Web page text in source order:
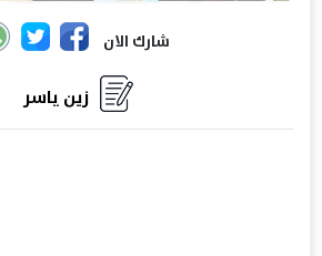
شارك الان
زين ياسر